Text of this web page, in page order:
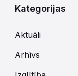
Kategorijas
Aktuāli
Arhīvs